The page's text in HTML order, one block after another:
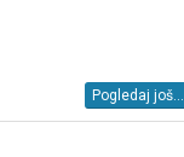
Pogledaj još...